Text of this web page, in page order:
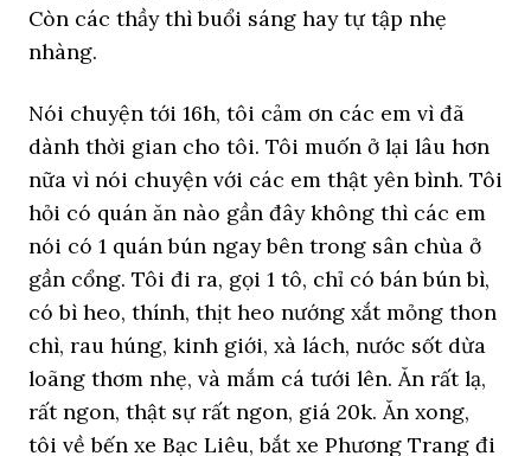
Còn các thầy thì buổi sáng hay tự tập nhẹ
nhàng.
Nói chuyện tới 16h, tôi cảm ơn các em vì đã
dành thời gian cho tôi. Tôi muốn ở lại lâu hơn
nữa vì nói chuyện với các em thật yên bình. Tôi
hỏi có quán ăn nào gần đây không thì các em
nói có 1 quán bún ngay bên trong sân chùa ở
gần cổng. Tôi đi ra, gọi 1 tô, chỉ có bán bún bì,
có bì heo, thính, thịt heo nướng xắt mỏng thon
chì, rau húng, kinh giới, xà lách, nước sốt dừa
loãng thơm nhẹ, và mắm cá tưới lên. Ăn rất lạ,
rất ngon, thật sự rất ngon, giá 20k. Ăn xong,
tôi về bến xe Bạc Liêu, bắt xe Phương Trang đi